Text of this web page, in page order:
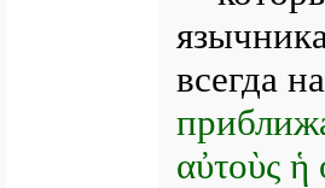
всегда
αὐτοὺς ἡ